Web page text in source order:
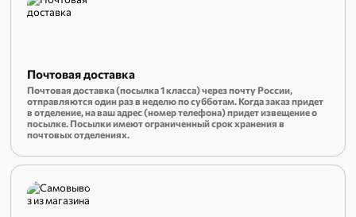
Почтовая доставка
Почтовая доставка (посылка 1 класса) через почту России,
отправляются один раз в неделю по субботам. Когда заказ придет
в отделение, на ваш адрес (номер телефона) придет извещение о
посылке. Посылки имеют ограниченный срок хранения в
почтовых отделениях.